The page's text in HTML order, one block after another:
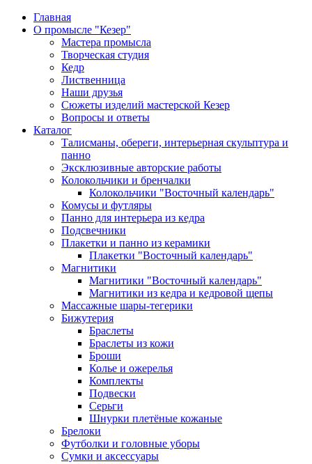
Главная
О промысле "Кезер"
Мастера промысла
Творческая студия
Кедр
Лиственница
Наши друзья
Сюжеты изделий мастерской Кезер
Вопросы и ответы
Каталог
Талисманы, обереги, интерьерная скульптура и
панно
Эксклюзивные авторские работы
Колокольчики и бренчалки
Колокольчики "Восточный календарь"
Комусы и футляры
Панно для интерьера из кедра
Подсвечники
Плакетки и панно из керамики
Плакетки "Восточный календарь"
Магнитики
Магнитики "Восточный календарь"
Магнитики из кедра и кедровой щепы
Массажные шары-тегерики
Бижутерия
Браслеты
Браслеты из кожи
Броши
Колье и ожерелья
Комплекты
Подвески
Серьги
Шнурки плетёные кожаные
Брелоки
Футболки и головные уборы
Сумки и аксессуары